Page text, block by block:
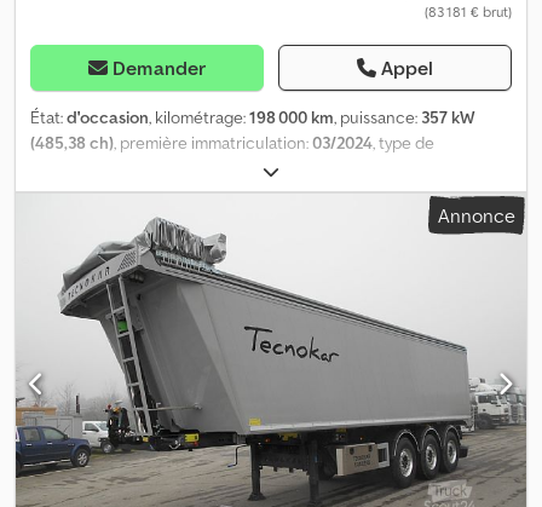
(83 181 € brut)
Demander Appel
État:d'occasion, kilométrage:198 000 km, puissance: 357 kW
(485,38 ch) , première immatriculation:03/2024 , type de
18 000 kg
essieux, freins:retardeur, couleur:blanc, type d'engrenage:
, classe d'émission:
ABS,
chauffage de stationnement, climatisation, système de
navigation , Iveco S-Way AS440S49T/P * !!! LOCATION !!! * Véhicule
allemand * Suspension lame / air * Empattement 3.800 mm *
EURO 6E * Boîte automatique * Ralentisseur * Système bi-
réservoir 640 l + 480 l * Volant en cuir * Full LED * Allumage
automatique des phares * Climatisation automatique *
Chauffage autonome * Ordinateur de bord * Indicateur de
charge par essieu * Navigation * Assistance au démarrage en
côte * Assistant de maintien de voie * Volant multifonctions *
Vitres électriques * Rétroviseurs extérieurs électriques, réglables
et chauffants * 2 couchages * Réfrigérateur * Pré-équipement
Annonce